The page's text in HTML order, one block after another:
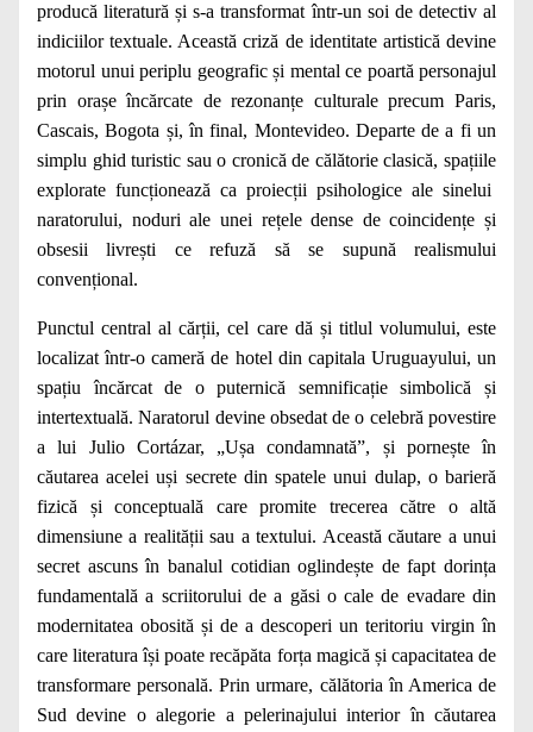
producă literatură și s-a transformat într-un soi de detectiv al
indiciilor textuale. Această criză de identitate artistică devine
motorul unui periplu geografic și mental ce poartă personajul
prin orașe încărcate de rezonanțe culturale precum Paris,
Cascais, Bogota și, în final, Montevideo. Departe de a fi un
simplu ghid turistic sau o cronică de călătorie clasică, spațiile
explorate funcționează ca proiecții psihologice ale sinelui
naratorului, noduri ale unei rețele dense de coincidențe și
obsesii livrești ce refuză să se supună realismului
convențional.
Punctul central al cărții, cel care dă și titlul volumului, este
localizat într-o cameră de hotel din capitala Uruguayului, un
spațiu încărcat de o puternică semnificație simbolică și
intertextuală. Naratorul devine obsedat de o celebră povestire
a lui Julio Cortázar, „Ușa condamnată”, și pornește în
căutarea acelei uși secrete din spatele unui dulap, o barieră
fizică și conceptuală care promite trecerea către o altă
dimensiune a realității sau a textului. Această căutare a unui
secret ascuns în banalul cotidian oglindește de fapt dorința
fundamentală a scriitorului de a găsi o cale de evadare din
modernitatea obosită și de a descoperi un teritoriu virgin în
care literatura își poate recăpăta forța magică și capacitatea de
transformare personală. Prin urmare, călătoria în America de
Sud devine o alegorie a pelerinajului interior în căutarea